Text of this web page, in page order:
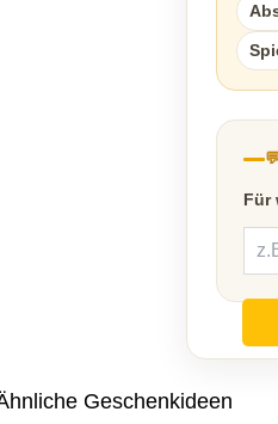
Für
Geschenkideen